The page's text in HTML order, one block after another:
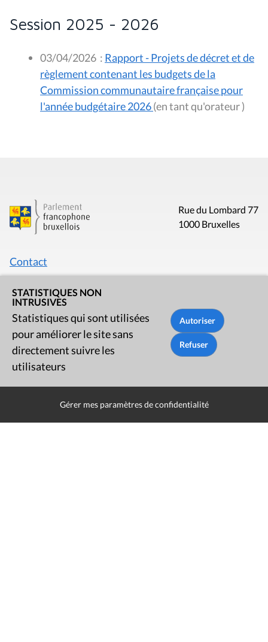
Session 2025 - 2026
03/04/2026 : Rapport - Projets de décret et de
règlement contenant les budgets de la
Commission communautaire française pour
l'année budgétaire 2026
(en tant qu'orateur )
STATISTIQUES NON
INTRUSIVES
Statistiques qui sont utilisées
pour améliorer le site sans
directement suivre les
utilisateurs
Gérer mes paramètres de confidentialité
Rue du Lombard 77
1000 Bruxelles
Contact
Presse
Liens utiles